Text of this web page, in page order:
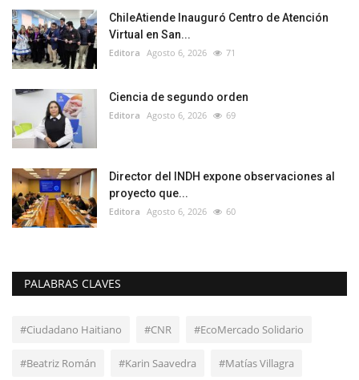
ChileAtiende Inauguró Centro de Atención
Virtual en San...
Editora Agosto 6, 2026 71
Ciencia de segundo orden
Editora Agosto 6, 2026 69
Director del INDH expone observaciones al
proyecto que...
Editora Agosto 6, 2026 60
PALABRAS CLAVES
#Ciudadano Haitiano #CNR #EcoMercado Solidario
#Beatriz Román #Karin Saavedra #Matías Villagra